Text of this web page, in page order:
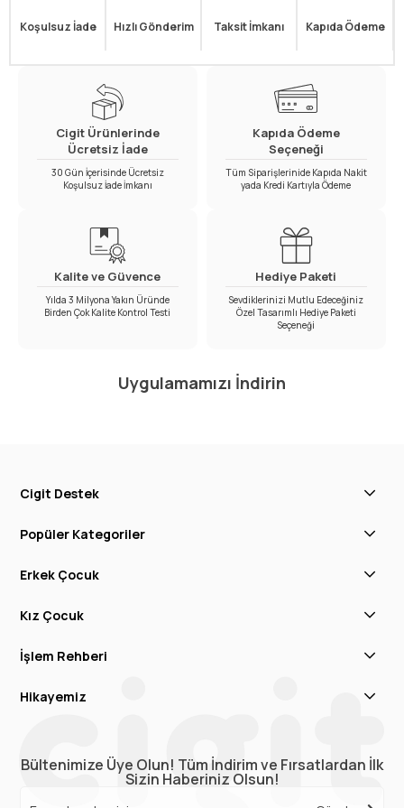
Koşulsuz İade Hızlı Gönderim Taksit İmkanı Kapıda Ödeme
Cigit Ürünlerinde
Ücretsiz İade
30 Gün İçerisinde Ücretsiz
Koşulsuz İade İmkanı
Kapıda Ödeme
Seçeneği
Tüm Siparişlerinide Kapıda Nakit
yada Kredi Kartıyla Ödeme
Kalite ve Güvence
Yılda 3 Milyona Yakın Üründe
Birden Çok Kalite Kontrol Testi
Hediye Paketi
Sevdiklerinizi Mutlu Edeceğiniz
Özel Tasarımlı Hediye Paketi
Seçeneği
Uygulamamızı İndirin
Cigit Destek
Popüler Kategoriler
Erkek Çocuk
Kız Çocuk
İşlem Rehberi
Hikayemiz
Bültenimize Üye Olun! Tüm İndirim ve Fırsatlardan İlk
Sizin Haberiniz Olsun!